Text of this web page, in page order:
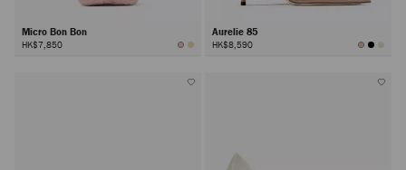
Micro Bon Bon
HK$7,850
Aurelie 85
HK$8,590